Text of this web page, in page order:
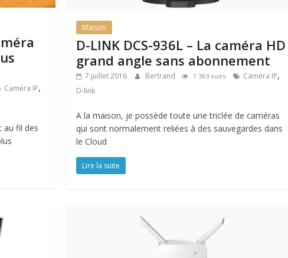
Caméra IP,
au fil des
Maison
D-LINK DCS-936L – La caméra HD
grand angle sans abonnement
7 juillet 2016 Bertrand 1 363 vues Caméra IP,
D-link
A la maison, je possède toute une triclée de caméras
qui sont normalement reliées à des sauvegardes dans
le Cloud
Lire la suite